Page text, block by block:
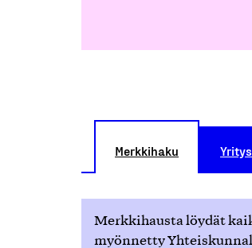
Merkkihaku
Merkkihausta löydät
myönnetty